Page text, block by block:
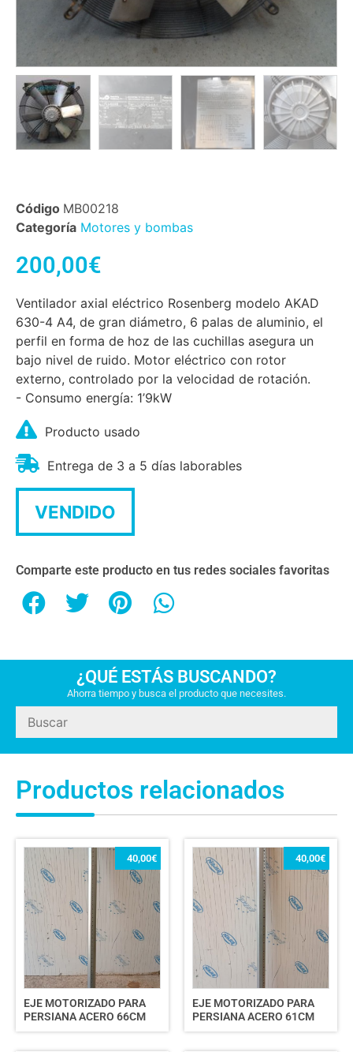
Código MB00218
Categoría Motores y bombas
200,00€
Ventilador axial eléctrico Rosenberg modelo AKAD
630-4 A4, de gran diámetro, 6 palas de aluminio, el
perfil en forma de hoz de las cuchillas asegura un
bajo nivel de ruido. Motor eléctrico con rotor
externo, controlado por la velocidad de rotación.
- Consumo energía: 1’9kW
Producto usado
Entrega de 3 a 5 días laborables
VENDIDO
Comparte este producto en tus redes sociales favoritas
¿QUÉ ESTÁS BUSCANDO?
Ahorra tiempo y busca el producto que necesites.
Productos relacionados
EJE MOTORIZADO PARA
PERSIANA ACERO 66CM
40,00€
EJE MOTORIZADO PARA
PERSIANA ACERO 61CM
40,00€